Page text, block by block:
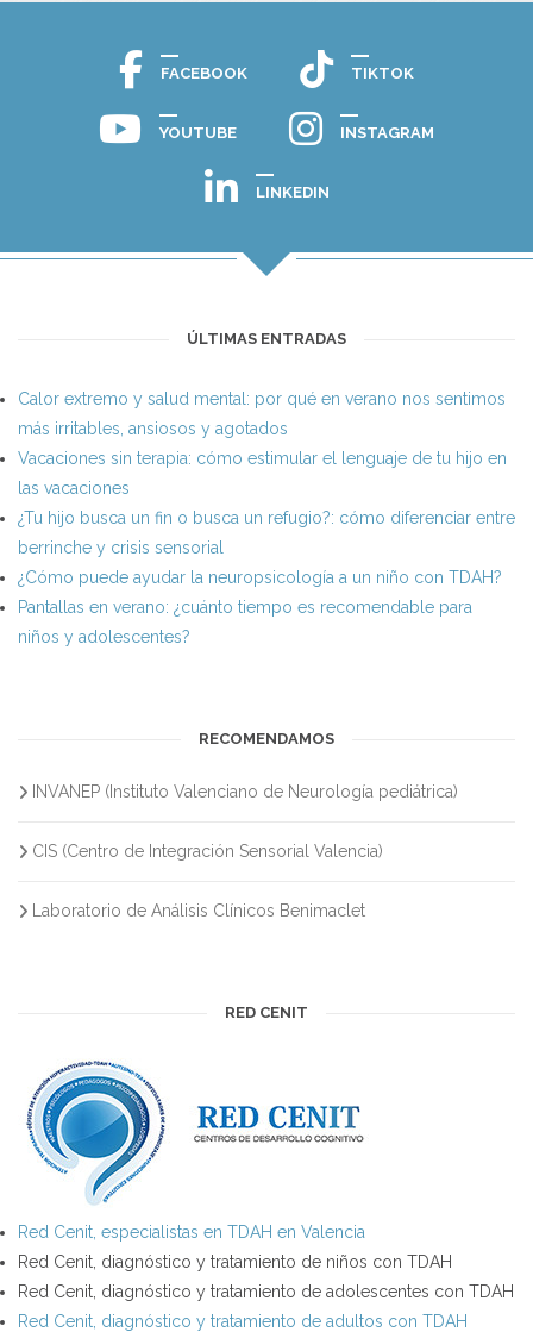
FACEBOOK TIKTOK
YOUTUBE INSTAGRAM
LINKEDIN
ÚLTIMAS ENTRADAS
Calor extremo y salud mental: por qué en verano nos sentimos
más irritables, ansiosos y agotados
Vacaciones sin terapia: cómo estimular el lenguaje de tu hijo en
las vacaciones
¿Tu hijo busca un fin o busca un refugio?: cómo diferenciar entre
berrinche y crisis sensorial
¿Cómo puede ayudar la neuropsicología a un niño con TDAH?
Pantallas en verano: ¿cuánto tiempo es recomendable para
niños y adolescentes?
RECOMENDAMOS
INVANEP (Instituto Valenciano de Neurología pediátrica)
CIS (Centro de Integración Sensorial Valencia)
Laboratorio de Análisis Clínicos Benimaclet
RED CENIT
Red Cenit, especialistas en TDAH en Valencia
Red Cenit, diagnóstico y tratamiento de niños con TDAH
Red Cenit, diagnóstico y tratamiento de adolescentes con TDAH
Red Cenit, diagnóstico y tratamiento de adultos con TDAH